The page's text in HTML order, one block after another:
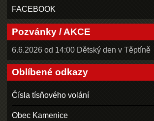
FACEBOOK
Pozvánky / AKCE
6.6.2026 od 14:00 Dětský den v Těptíně
Oblíbené odkazy
Čísla tísňového volání
Obec Kamenice